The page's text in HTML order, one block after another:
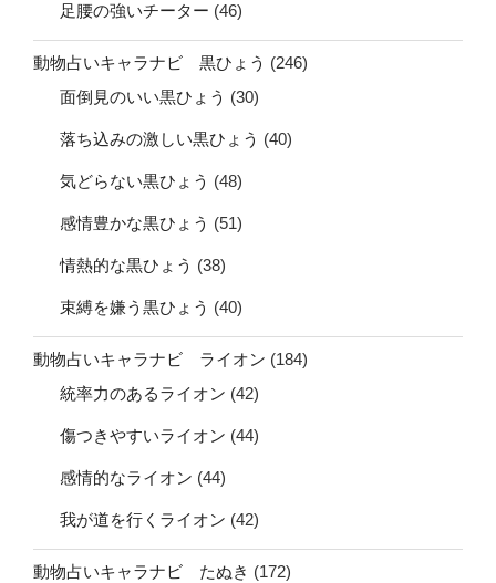
足腰の強いチーター (46)
動物占いキャラナビ 黒ひょう (246)
面倒見のいい黒ひょう (30)
落ち込みの激しい黒ひょう (40)
気どらない黒ひょう (48)
感情豊かな黒ひょう (51)
情熱的な黒ひょう (38)
束縛を嫌う黒ひょう (40)
動物占いキャラナビ ライオン (184)
統率力のあるライオン (42)
傷つきやすいライオン (44)
感情的なライオン (44)
我が道を行くライオン (42)
動物占いキャラナビ たぬき (172)